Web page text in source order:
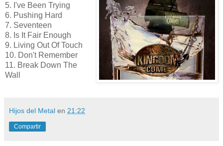
5. I've Been Trying
6. Pushing Hard
7. Seventeen
8. Is It Fair Enough
9. Living Out Of Touch
10. Don't Remember
11. Break Down The
Wall
Hijos del Metal en 21:22
Compartir